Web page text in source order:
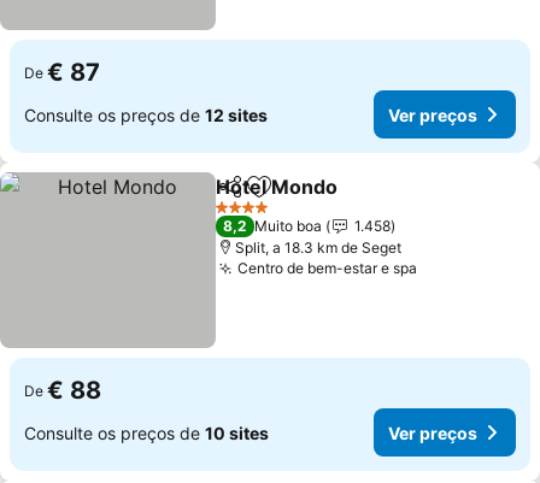
De € 87
Consulte os preços de 12 sites Ver preços
PartilharAdicionar aos favoritos
Hotel Mondo
4 Estrelas
8,2 Muito boa
1.458
Split, a 18.3 km de Seget
Centro de bem-estar e spa
De € 88
Consulte os preços de 10 sites Ver preços